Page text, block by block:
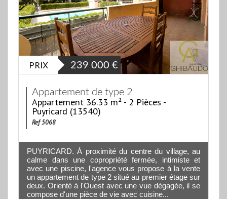
PRIX 239 000 €
Appartement de type 2
Appartement 36.33 m² - 2 Pièces -
Puyricard (13540)
Ref 5068
PUYRICARD. À proximité du centre du village, au
calme dans une copropriété fermée, intimiste et
avec une piscine, l'agence vous propose à la vente
un appartement de type 2 situé au premier étage sur
deux. Orienté à l'Ouest avec une vue dégagée, il se
compose d'une pièce de vie avec cuisine...